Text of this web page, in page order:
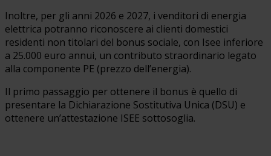
Inoltre, per gli anni 2026 e 2027, i venditori di energia
elettrica potranno riconoscere ai clienti domestici
residenti non titolari del bonus sociale, con Isee inferiore
a 25.000 euro annui, un contributo straordinario legato
alla componente PE (prezzo dell’energia).
Il primo passaggio per ottenere il bonus è quello di
presentare la Dichiarazione Sostitutiva Unica (DSU) e
ottenere un’attestazione ISEE sottosoglia.